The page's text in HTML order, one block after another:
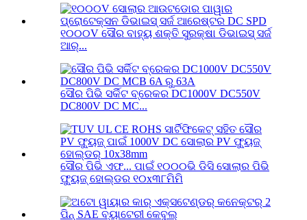
୧୦୦୦V ସୌର ବାହ୍ୟ ଶକ୍ତି ସୁରକ୍ଷା ଡିଭାଇସ୍ ସର୍ଜ
ଆର୍...
ସୌର ପିଭି ସର୍କିଟ ବ୍ରେକର DC1000V DC550V
DC800V DC MC...
ସୌର ପିଭି ଏଫ... ପାଇଁ ୧୦୦୦ଭି ଡିସି ସୋଲାର ପିଭି
ଫ୍ୟୁଜ୍ ହୋଲ୍ଡର ୧୦x୩୮ମିମି